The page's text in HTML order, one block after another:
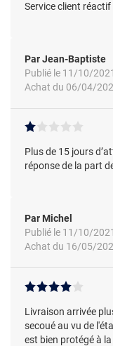
Service client réactif
Par Jean-Baptiste
Publié le 11/10/2021
Achat du 06/04/
Plus de 15 jours
réponse de la part
Par Michel
Publié le 11/10/2021
Achat du 16/05/
Livraison arrivée
secoué au vu de
est bien protégé à